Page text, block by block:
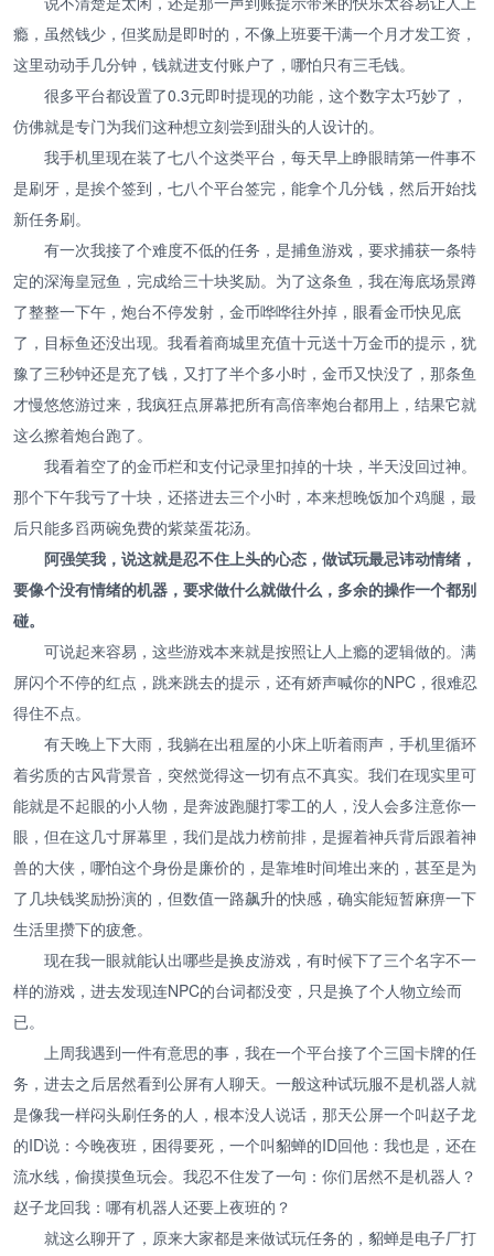
瘾，虽然钱少，但奖励是即时的，不像上班要干满一个月才发工资，
这里动动手几分钟，钱就进支付账户了，哪怕只有三毛钱。
很多平台都设置了0.3元即时提现的功能，这个数字太巧妙了，
仿佛就是专门为我们这种想立刻尝到甜头的人设计的。
我手机里现在装了七八个这类平台，每天早上睁眼睛第一件事不
是刷牙，是挨个签到，七八个平台签完，能拿个几分钱，然后开始找
新任务刷。
有一次我接了个难度不低的任务，是捕鱼游戏，要求捕获一条特
定的深海皇冠鱼，完成给三十块奖励。为了这条鱼，我在海底场景蹲
了整整一下午，炮台不停发射，金币哗哗往外掉，眼看金币快见底
了，目标鱼还没出现。我看着商城里充值十元送十万金币的提示，犹
豫了三秒钟还是充了钱，又打了半个多小时，金币又快没了，那条鱼
才慢悠悠游过来，我疯狂点屏幕把所有高倍率炮台都用上，结果它就
这么擦着炮台跑了。
我看着空了的金币栏和支付记录里扣掉的十块，半天没回过神。
那个下午我亏了十块，还搭进去三个小时，本来想晚饭加个鸡腿，最
后只能多舀两碗免费的紫菜蛋花汤。
阿强笑我，说这就是忍不住上头的心态，做试玩最忌讳动情绪，
要像个没有情绪的机器，要求做什么就做什么，多余的操作一个都别
碰。
可说起来容易，这些游戏本来就是按照让人上瘾的逻辑做的。满
屏闪个不停的红点，跳来跳去的提示，还有娇声喊你的NPC，很难忍
得住不点。
有天晚上下大雨，我躺在出租屋的小床上听着雨声，手机里循环
着劣质的古风背景音，突然觉得这一切有点不真实。我们在现实里可
能就是不起眼的小人物，是奔波跑腿打零工的人，没人会多注意你一
眼，但在这几寸屏幕里，我们是战力榜前排，是握着神兵背后跟着神
兽的大侠，哪怕这个身份是廉价的，是靠堆时间堆出来的，甚至是为
了几块钱奖励扮演的，但数值一路飙升的快感，确实能短暂麻痹一下
生活里攒下的疲惫。
现在我一眼就能认出哪些是换皮游戏，有时候下了三个名字不一
样的游戏，进去发现连NPC的台词都没变，只是换了个人物立绘而
已。
上周我遇到一件有意思的事，我在一个平台接了个三国卡牌的任
务，进去之后居然看到公屏有人聊天。一般这种试玩服不是机器人就
是像我一样闷头刷任务的人，根本没人说话，那天公屏一个叫赵子龙
的ID说：今晚夜班，困得要死，一个叫貂蝉的ID回他：我也是，还在
流水线，偷摸摸鱼玩会。我忍不住发了一句：你们居然不是机器人？
赵子龙回我：哪有机器人还要上夜班的？
就这么聊开了，原来大家都是来做试玩任务的，貂蝉是电子厂打